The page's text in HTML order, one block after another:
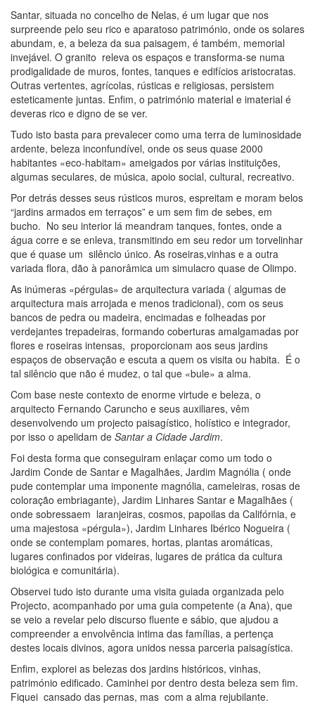
Santar, situada no concelho de Nelas, é um lugar que nos
surpreende pelo seu rico e aparatoso património, onde os solares
abundam, e, a beleza da sua paisagem, é também, memorial
invejável. O granito releva os espaços e transforma-se numa
prodigalidade de muros, fontes, tanques e edifícios aristocratas.
Outras vertentes, agrícolas, rústicas e religiosas, persistem
esteticamente juntas. Enfim, o património material e imaterial é
deveras rico e digno de se ver.
Tudo isto basta para prevalecer como uma terra de luminosidade
ardente, beleza inconfundível, onde os seus quase 2000
habitantes «eco-habitam» ameigados por várias instituições,
algumas seculares, de música, apoio social, cultural, recreativo.
Por detrás desses seus rústicos muros, espreitam e moram belos
“jardins armados em terraços” e um sem fim de sebes, em
bucho. No seu interior lá meandram tanques, fontes, onde a
água corre e se enleva, transmitindo em seu redor um torvelinhar
que é quase um silêncio único. As roseiras,vinhas e a outra
variada flora, dão à panorâmica um simulacro quase de Olimpo.
As inúmeras «pérgulas» de arquitectura variada ( algumas de
arquitectura mais arrojada e menos tradicional), com os seus
bancos de pedra ou madeira, encimadas e folheadas por
verdejantes trepadeiras, formando coberturas amalgamadas por
flores e roseiras intensas, proporcionam aos seus jardins
espaços de observação e escuta a quem os visita ou habita. É o
tal silêncio que não é mudez, o tal que «bule» a alma.
Com base neste contexto de enorme virtude e beleza, o
arquitecto Fernando Caruncho e seus auxiliares, vêm
desenvolvendo um projecto paisagístico, holístico e integrador,
por isso o apelidam de Santar a Cidade Jardim.
Foi desta forma que conseguiram enlaçar como um todo o
Jardim Conde de Santar e Magalhães, Jardim Magnólia ( onde
pude contemplar uma imponente magnólia, cameleiras, rosas de
coloração embriagante), Jardim Linhares Santar e Magalhães (
onde sobressaem laranjeiras, cosmos, papoilas da Califórnia, e
uma majestosa «pérgula»), Jardim Linhares Ibérico Nogueira (
onde se contemplam pomares, hortas, plantas aromáticas,
lugares confinados por videiras, lugares de prática da cultura
biológica e comunitária).
Observei tudo isto durante uma visita guiada organizada pelo
Projecto, acompanhado por uma guia competente (a Ana), que
se veio a revelar pelo discurso fluente e sábio, que ajudou a
compreender a envolvência intima das famílias, a pertença
destes locais divinos, agora unidos nessa parceria paisagística.
Enfim, explorei as belezas dos jardins históricos, vinhas,
património edificado. Caminhei por dentro desta beleza sem fim.
Fiquei cansado das pernas, mas com a alma rejubilante.